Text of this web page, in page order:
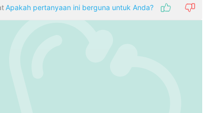
Apakah pertanyaan ini berguna untuk Anda?